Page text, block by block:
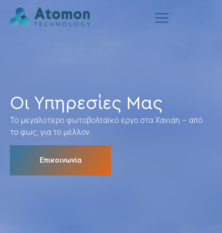
Οι Υπηρεσίες Μας
Το μεγαλύτερο φωτοβολταϊκό έργο στα Χανιάη – από
το φως, για το μέλλον.
Επικοινωνία